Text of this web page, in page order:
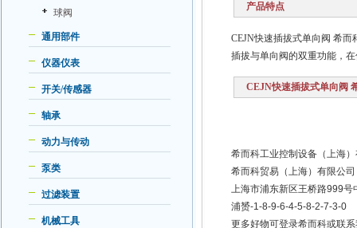
球阀
通用部件
仪器仪表
开关/传感器
轴承
动力与传动
泵类
过滤装置
机械工具
产品特点
CEJN快速插拔式单向阀 希
插拔与单向阀的双重功能，
CEJN快速插拔式单向阀
希而科工业控制设备（上海
希而科贸易（上海）有限公司
上海市浦东新区王桥路999
浦赟-1-8-9-6-4-5-8-2-7-3-0
更多好物可登录希而科或联